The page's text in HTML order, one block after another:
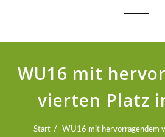
WU16 mit
vierten Platz
Start WU16 mit hervorragendem